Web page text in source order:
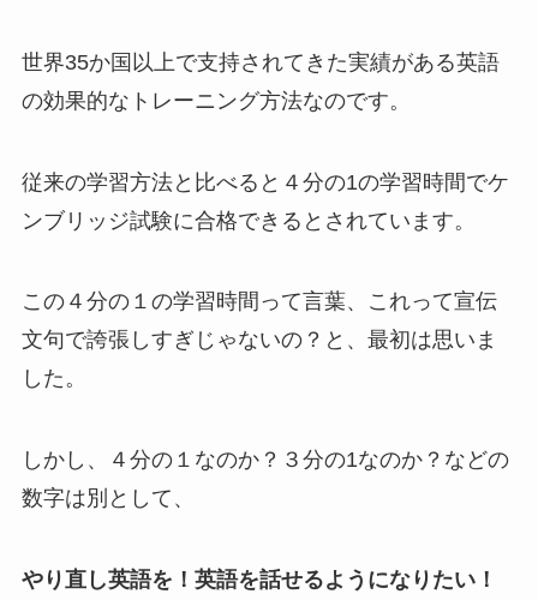
世界35か国以上で支持されてきた実績がある英語
の効果的なトレーニング方法なのです。
従来の学習方法と比べると４分の1の学習時間でケ
ンブリッジ試験に合格できるとされています。
この４分の１の学習時間って言葉、これって宣伝
文句で誇張しすぎじゃないの？と、最初は思いま
した。
しかし、４分の１なのか？３分の1なのか？などの
数字は別として、
やり直し英語を！英語を話せるようになりたい！